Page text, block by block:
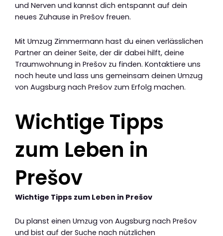
und Nerven und kannst dich entspannt auf dein
neues Zuhause in Prešov freuen.
Mit Umzug Zimmermann hast du einen verlässlichen
Partner an deiner Seite, der dir dabei hilft, deine
Traumwohnung in Prešov zu finden. Kontaktiere uns
noch heute und lass uns gemeinsam deinen Umzug
von Augsburg nach Prešov zum Erfolg machen.
Wichtige Tipps
zum Leben in
Prešov
Wichtige Tipps zum Leben in Prešov
Du planst einen Umzug von Augsburg nach Prešov
und bist auf der Suche nach nützlichen